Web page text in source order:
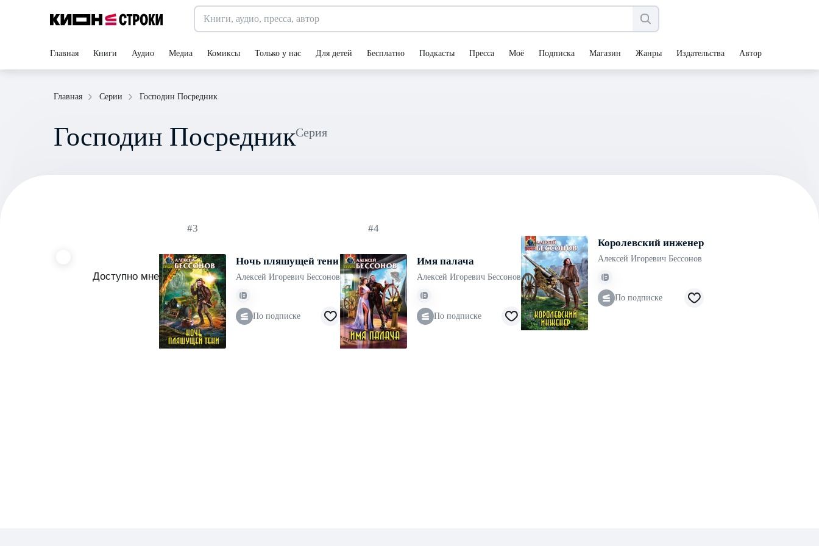
Главная Книги Аудио Медиа Комиксы Только у нас Для детей Бесплатно Подкасты Пресса Моё Подписка Магазин Жанры Издательства Авторы
Главная Серии Господин Посредник
Господин Посредник Серия
Доступно мне
#3
Ночь пляшущей тени
Алексей Игоревич Бессонов
По подписке
#4
Имя палача
Алексей Игоревич Бессонов
По подписке
Королевский инженер
Алексей Игоревич Бессонов
По подписке